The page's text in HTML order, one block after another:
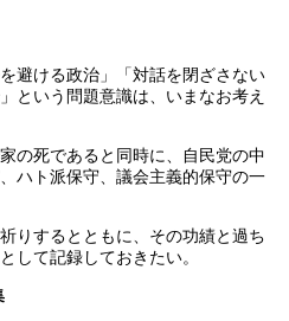
避ける政治」「対話を閉ざさない
という問題意識は、いまなお考え
の死であると同時に、自民党の中
ハト派保守、議会主義的保守の一
りするとともに、その功績と過ち
して記録しておきたい。